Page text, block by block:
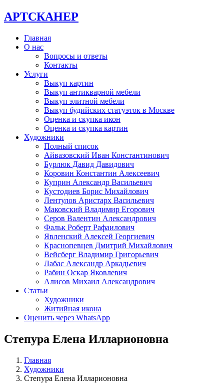
АРТСКАНЕР
Главная
О нас
Вопросы и ответы
Контакты
Услуги
Выкуп картин
Выкуп антикварной мебели
Выкуп элитной мебели
Выкуп будийских статуэток в Москве
Оценка и скупка икон
Оценка и скупка картин
Художники
Полный список
Айвазовский Иван Константинович
Бурлюк Давид Давидович
Коровин Константин Алексеевич
Куприн Александр Васильевич
Кустодиев Борис Михайлович
Лентулов Аристарх Васильевич
Маковский Владимир Егорович
Серов Валентин Александрович
Фальк Роберт Рафаилович
Явленский Алексей Георгиевич
Краснопевцев Дмитрий Михайлович
Вейсберг Владимир Григорьевич
Лабас Александр Аркадьевич
Рабин Оскар Яковлевич
Алисов Михаил Александрович
Статьи
Художники
Житийная икона
Оценить через WhatsApp
Степура Елена Илларионовна
Главная
Художники
Степура Елена Илларионовна